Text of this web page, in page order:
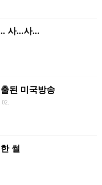
사...사...
된 미국방송
02.
썰